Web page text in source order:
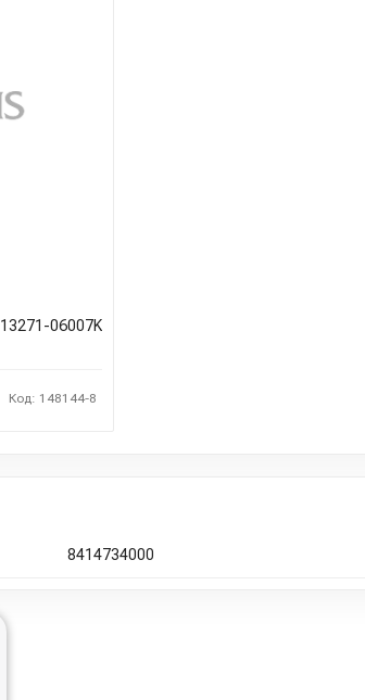
13271-06007K
Код: 148144-8
8414734000